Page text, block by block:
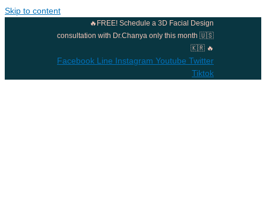
Skip to content
🔥FREE! Schedule a 3D Facial Design
consultation with Dr.Chanya only this month 🇺🇸
🇰🇷 🔥
Facebook Line Instagram Youtube Twitter
Tiktok